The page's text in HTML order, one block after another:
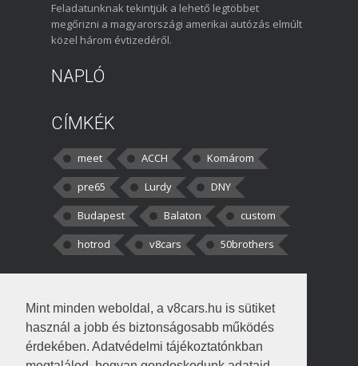
Mint minden weboldal, a v8cars.hu is sütiket
használ a jobb és biztonságosabb működés
érdekében. Adatvédelmi tájékoztatónkban
Feladatunknak tekintjük a lehető legtöbbet
megőrizni a magyarországi amerikai autózás elmúlt
közel három évtizedéről.
NAPLÓ
CÍMKÉK
meet ACCH
Komárom
pre65
Lurdy
DNY
Budapest
Balaton
custom
hotrod
v8cars 50brothers
kortisz:Elszúrtam! Én csak két
darabbaal számoltam. Nem tudtam, hogy fél autót,